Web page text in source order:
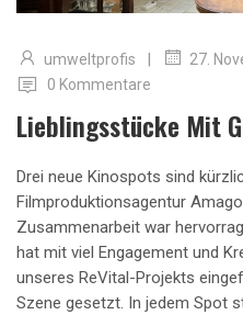
umweltprofis | 27.
0 Kommentare
Lieblingsstücke Mit
Drei neue Kinospots sind
Filmproduktionsagentur
Zusammenarbeit war
hat mit viel Engagement und
unseres ReVital-Projekts
Szene gesetzt. In jedem Spot